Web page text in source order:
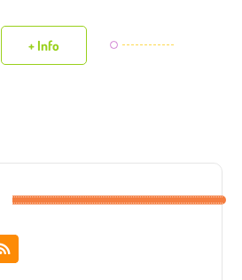
+ Info